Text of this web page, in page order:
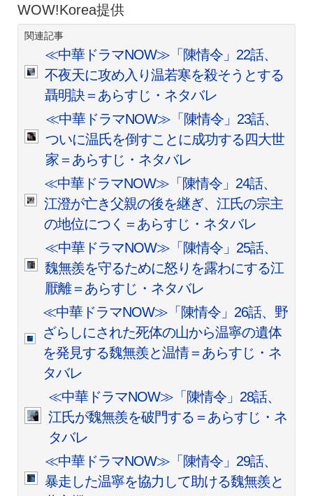
WOW!Korea提供
関連記事
≪中華ドラマNOW≫「陳情令」22話、
不夜天に攻め入り温若寒を殺そうとする
聶明訣＝あらすじ・ネタバレ
≪中華ドラマNOW≫「陳情令」23話、
ついに温氏を倒すことに成功する四大世
家＝あらすじ・ネタバレ
≪中華ドラマNOW≫「陳情令」24話、
江澄が亡き父親の後を継ぎ、江氏の宗主
の地位につく＝あらすじ・ネタバレ
≪中華ドラマNOW≫「陳情令」25話、
魏無羨を守るために怒りを露わにする江
厭離＝あらすじ・ネタバレ
≪中華ドラマNOW≫「陳情令」26話、野
ざらしにされた死体の山から温寧の遺体
を発見する魏無羨と温情＝あらすじ・ネ
タバレ
≪中華ドラマNOW≫「陳情令」28話、
江氏が魏無羨を破門する＝あらすじ・ネ
タバレ
≪中華ドラマNOW≫「陳情令」29話、
暴走した温寧を協力して助ける魏無羨と